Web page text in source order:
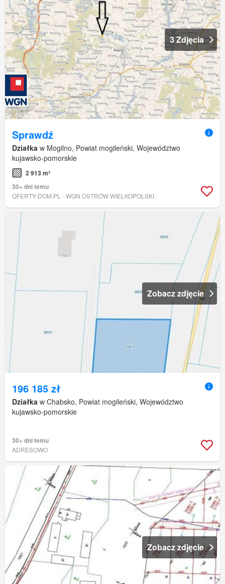
3 Zdjęcia
Sprawdź
Działka w Mogilno, Powiat mogileński, Województwo
kujawsko-pomorskie
2 913 m²
30+ dni temu
OFERTY-DOM.PL - WGN OSTRÓW WIELKOPOLSKI
Zobacz zdjęcie
196 185 zł
Działka w Chabsko, Powiat mogileński, Województwo
kujawsko-pomorskie
30+ dni temu
ADRESOWO
Zobacz zdjęcie